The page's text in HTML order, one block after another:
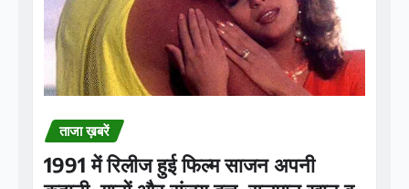
ताजा ख़बरें
1991 में रिलीज हुई फिल्म साजन अपनी
कहानी, गानों और संजय दत्त, सलमान खान व
माधुरी दीक्षित की तिकड़ी के कारण सुपरहिट
रही